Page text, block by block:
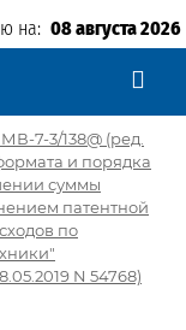
на: 08 августа 2026
7-3/138@ (ред.
и порядка
суммы
патентной
по
N 54768)